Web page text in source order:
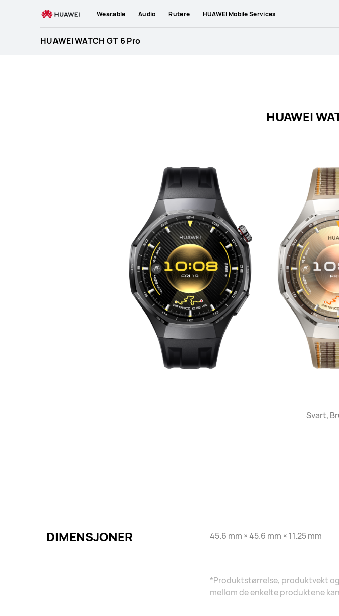
Wearable Audio Rutere HUAWEI Mobile Services
HUAWEI WATCH GT 6 Pro
HUAWEI
Svart,
DIMENSJONER 45.6 mm × 45.6 mm × 11.25 mm
*Produktstørrelse, produktvekt
mellom de enkelte produktene